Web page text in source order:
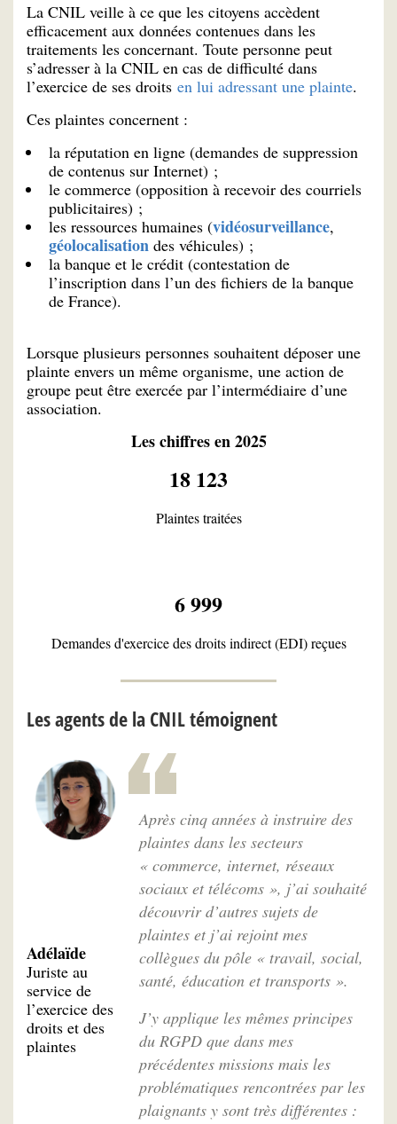
La CNIL veille à ce que les citoyens accèdent
efficacement aux données contenues dans les
traitements les concernant. Toute personne peut
s’adresser à la CNIL en cas de difficulté dans
l’exercice de ses droits en lui adressant une plainte.
Ces plaintes concernent :
la réputation en ligne (demandes de suppression
de contenus sur Internet) ;
le commerce (opposition à recevoir des courriels
publicitaires) ;
les ressources humaines (vidéosurveillance,
géolocalisation des véhicules) ;
la banque et le crédit (contestation de
l’inscription dans l’un des fichiers de la banque
de France).
Lorsque plusieurs personnes souhaitent déposer une
plainte envers un même organisme, une action de
groupe peut être exercée par l’intermédiaire d’une
association.
Les chiffres en 2025
18 123
Plaintes traitées
6 999
Demandes d'exercice des droits indirect (EDI) reçues
Les agents de la CNIL témoignent
Après cinq années à instruire des
plaintes dans les secteurs
« commerce, internet, réseaux
sociaux et télécoms », j’ai souhaité
découvrir d’autres sujets de
plaintes et j’ai rejoint mes
collègues du pôle « travail, social,
santé, éducation et transports ».
J’y applique les mêmes principes
du RGPD que dans mes
précédentes missions mais les
problématiques rencontrées par les
plaignants y sont très différentes :
Adélaïde
Juriste au
service de
l’exercice des
droits et des
plaintes